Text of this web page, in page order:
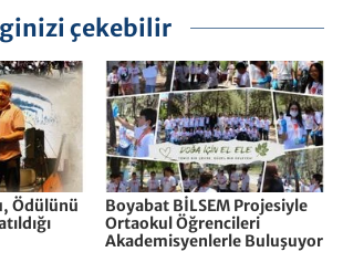
çekebilir
Ödülünü
Boyabat BİLSEM Projesiyle
Ortaokul Öğrencileri
Akademisyenlerle Buluşuyor